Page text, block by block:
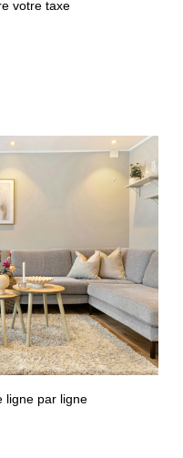
votre taxe
ligne par ligne